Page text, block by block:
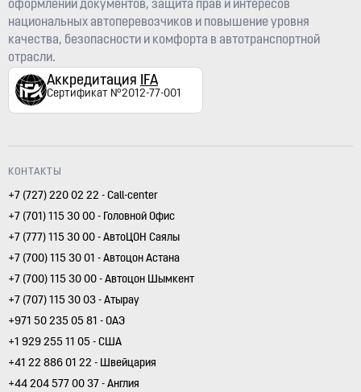
оформлении документов, защита прав и интересов
национальных автоперевозчиков и повышение уровня
качества, безопасности и комфорта в автотранспортной
отрасли.
Аккредитация IFA
Сертификат №2012-77-001
КОНТАКТЫ
+7 (727) 220 02 22 - Call-center
+7 (701) 115 30 00 - Головной Офис
+7 (777) 115 30 00 - АвтоЦОН Саялы
+7 (700) 115 30 01 - Автоцон Астана
+7 (700) 115 30 00 - Автоцон Шымкент
+7 (707) 115 30 03 - Атырау
+971 50 235 05 81 - ОАЭ
+1 929 255 11 05 - США
+41 22 886 01 22 - Швейцария
+44 204 577 00 37 - Англия